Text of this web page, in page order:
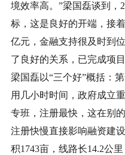
境效率高。”梁国磊谈到，
标，这是良好的开端，接
亿元，金融支持很及时到
了良好的关系，已完成项
梁国磊以“三个好”概括：
用几小时时间，政府成立
专班，注册最快，这在别
注册快慢直接影响融资建
积1743亩，线路长14.2公